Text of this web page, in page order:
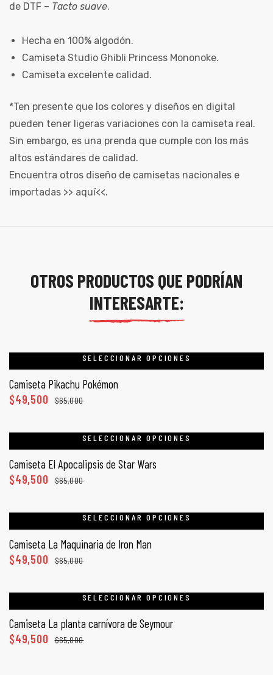
de DTF – Tacto suave.
Hecha en 100% algodón.
Camiseta Studio Ghibli Princess Mononoke.
Camiseta excelente calidad.
*Ten presente que los colores y diseños en digital
pueden tener ligeras variaciones con la camiseta real.
Sin embargo, es una prenda que cumple con los más
altos estándares de calidad.
Encuentra otros diseño de camisetas nacionales e
importadas >> aquí<<.
OTROS PRODUCTOS QUE PODRÍAN
INTERESARTE:
SELECCIONAR OPCIONES
Camiseta Pikachu Pokémon
$65,000
$49,500
SELECCIONAR OPCIONES
Camiseta El Apocalipsis de Star Wars
$65,000
$49,500
SELECCIONAR OPCIONES
Camiseta La Maquinaria de Iron Man
$65,000
$49,500
SELECCIONAR OPCIONES
Camiseta La planta carnívora de Seymour
$65,000
$49,500